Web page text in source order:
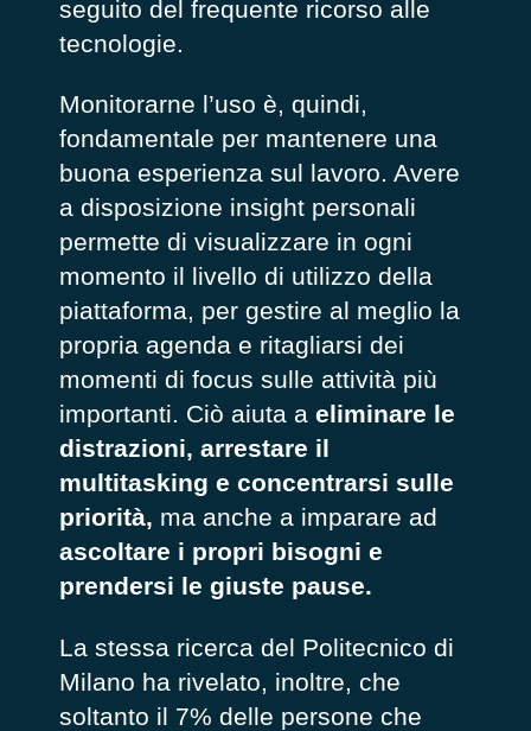
seguito del frequente ricorso alle
tecnologie.
Monitorarne l’uso è, quindi,
fondamentale per mantenere una
buona esperienza sul lavoro. Avere
a disposizione insight personali
permette di visualizzare in ogni
momento il livello di utilizzo della
piattaforma, per gestire al meglio la
propria agenda e ritagliarsi dei
momenti di focus sulle attività più
importanti. Ciò aiuta a eliminare le
distrazioni, arrestare il
multitasking e concentrarsi sulle
priorità, ma anche a imparare ad
ascoltare i propri bisogni e
prendersi le giuste pause.
La stessa ricerca del Politecnico di
Milano ha rivelato, inoltre, che
soltanto il 7% delle persone che